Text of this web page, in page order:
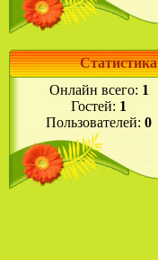
Статистика
Онлайн всего: 1
Гостей: 1
Пользователей: 0